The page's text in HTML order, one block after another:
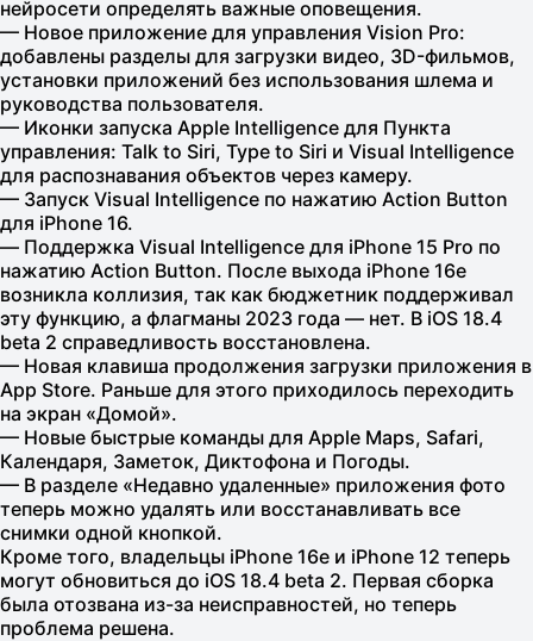
нейросети определять важные оповещения.
— Новое приложение для управления Vision Pro:
добавлены разделы для загрузки видео, 3D-фильмов,
установки приложений без использования шлема и
руководства пользователя.
— Иконки запуска Apple Intelligence для Пункта
управления: Talk to Siri, Type to Siri и Visual Intelligence
для распознавания объектов через камеру.
— Запуск Visual Intelligence по нажатию Action Button
для iPhone 16.
— Поддержка Visual Intelligence для iPhone 15 Pro по
нажатию Action Button. После выхода iPhone 16e
возникла коллизия, так как бюджетник поддерживал
эту функцию, а флагманы 2023 года — нет. В iOS 18.4
beta 2 справедливость восстановлена.
— Новая клавиша продолжения загрузки приложения в
App Store. Раньше для этого приходилось переходить
на экран «Домой».
— Новые быстрые команды для Apple Maps, Safari,
Календаря, Заметок, Диктофона и Погоды.
— В разделе «Недавно удаленные» приложения фото
теперь можно удалять или восстанавливать все
снимки одной кнопкой.
Кроме того, владельцы iPhone 16e и iPhone 12 теперь
могут обновиться до iOS 18.4 beta 2. Первая сборка
была отозвана из-за неисправностей, но теперь
проблема решена.